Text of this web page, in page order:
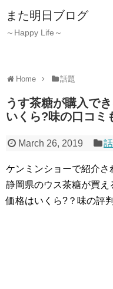
また明日ブログ
～Happy Life～
Home 話題
うす茶糖が購入で
いくら?味の口コミ
March 26, 2019
ケンミンショーで紹介さ
静岡県のウス茶糖が買え
価格はいくら?？味の評